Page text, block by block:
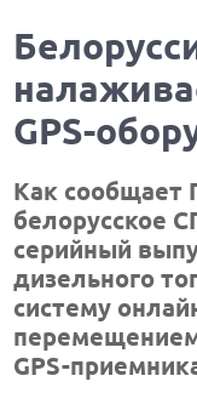
GPS-
Как сообщает
белорусское
серийный
дизельного
систему
перемещением
GPS-